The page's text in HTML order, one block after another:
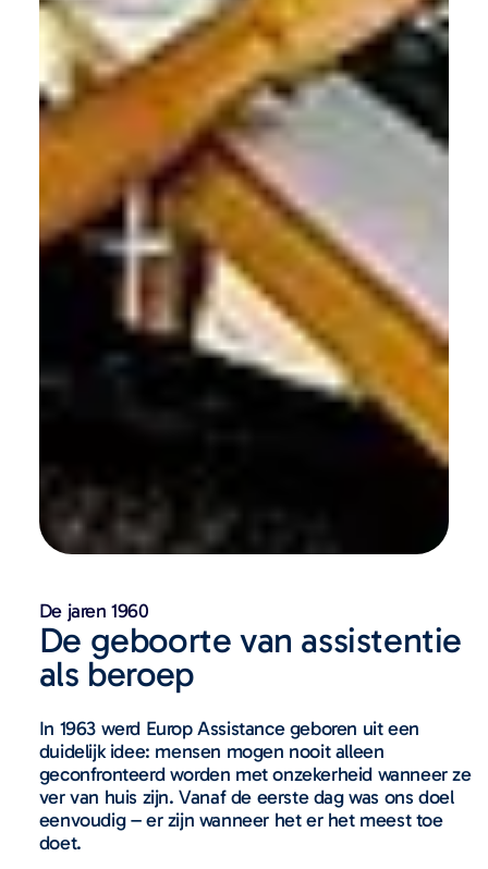
De jaren 1960
De geboorte van assistentie
als beroep
In 1963 werd Europ Assistance geboren uit een
duidelijk idee: mensen mogen nooit alleen
geconfronteerd worden met onzekerheid wanneer ze
ver van huis zijn. Vanaf de eerste dag was ons doel
eenvoudig – er zijn wanneer het er het meest toe
doet.